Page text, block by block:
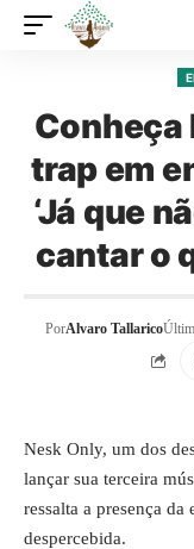
Conheça
trap em
‘Já que
cantar o
PorAlvaro Tallarico
Nesk Only, um dos
lançar sua terceira
ressalta a presença
despercebida.